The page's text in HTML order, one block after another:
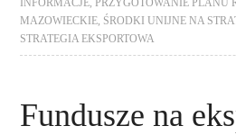
INFORMACJE, PRZYGOTOWANIE PLANU
MAZOWIECKIE, ŚRODKI UNIJNE NA
STRATEGIA EKSPORTOWA
Fundusze na